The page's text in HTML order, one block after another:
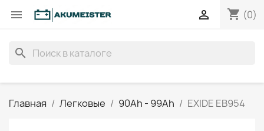
 shopping_cart (0)

search
Главная Легковые 90Ah - 99Ah EXIDE EB954